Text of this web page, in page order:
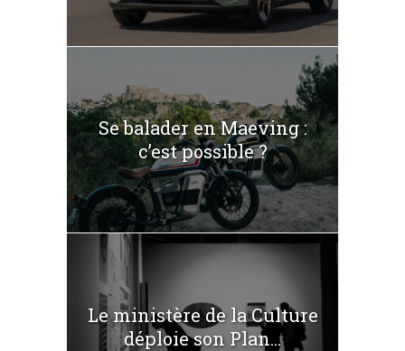
Se balader en Maeving :
c’est possible ?
Le ministère de la Culture
déploie son Plan...